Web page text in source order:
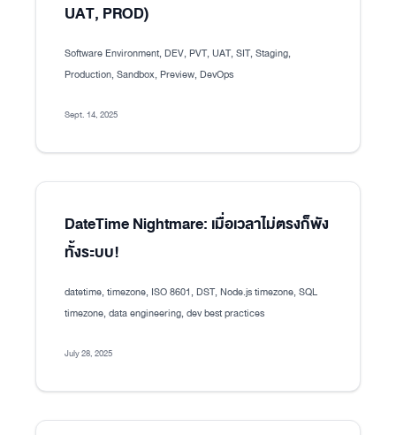
UAT, PROD)
Software Environment, DEV, PVT, UAT, SIT, Staging,
Production, Sandbox, Preview, DevOps
Sept. 14, 2025
DateTime Nightmare: เมื่อเวลาไม่ตรงก็พัง
ทั้งระบบ!
datetime, timezone, ISO 8601, DST, Node.js timezone, SQL
timezone, data engineering, dev best practices
July 28, 2025